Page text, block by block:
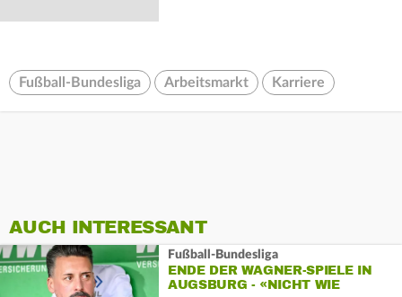
Fußball-Bundesliga Arbeitsmarkt Karriere
AUCH INTERESSANT
Fußball-Bundesliga
ENDE DER WAGNER-SPIELE IN
AUGSBURG - «NICHT WIE